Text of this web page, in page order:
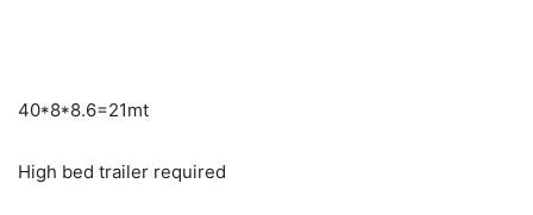
40*8*8.6=21mt
High bed trailer required